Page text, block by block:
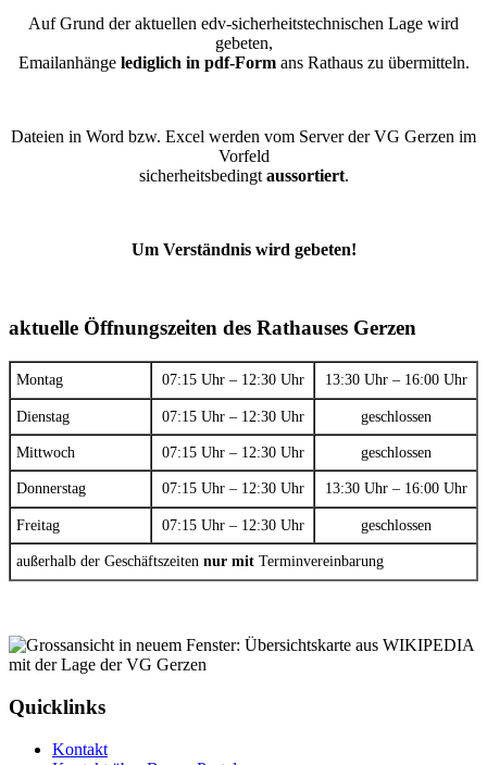
Auf Grund der aktuellen edv-sicherheitstechnischen Lage wird
gebeten,
Emailanhänge lediglich in pdf-Formans Rathaus zu übermitteln.
Dateien in Word bzw. Excel werden vom Server der VG Gerzen im
Vorfeld
sicherheitsbedingt aussortiert.
Um Verständnis wird gebeten!
aktuelle Öffnungszeiten des Rathauses Gerzen
Montag 07:15 Uhr – 12:30 Uhr 13:30 Uhr – 16:00 Uhr
Dienstag 07:15 Uhr – 12:30 Uhr geschlossen
Mittwoch 07:15 Uhr – 12:30 Uhr geschlossen
Donnerstag 07:15 Uhr – 12:30 Uhr 13:30 Uhr – 16:00 Uhr
Freitag 07:15 Uhr – 12:30 Uhr geschlossen
außerhalb der Geschäftszeiten nur mit Terminvereinbarung
Quicklinks
Kontakt